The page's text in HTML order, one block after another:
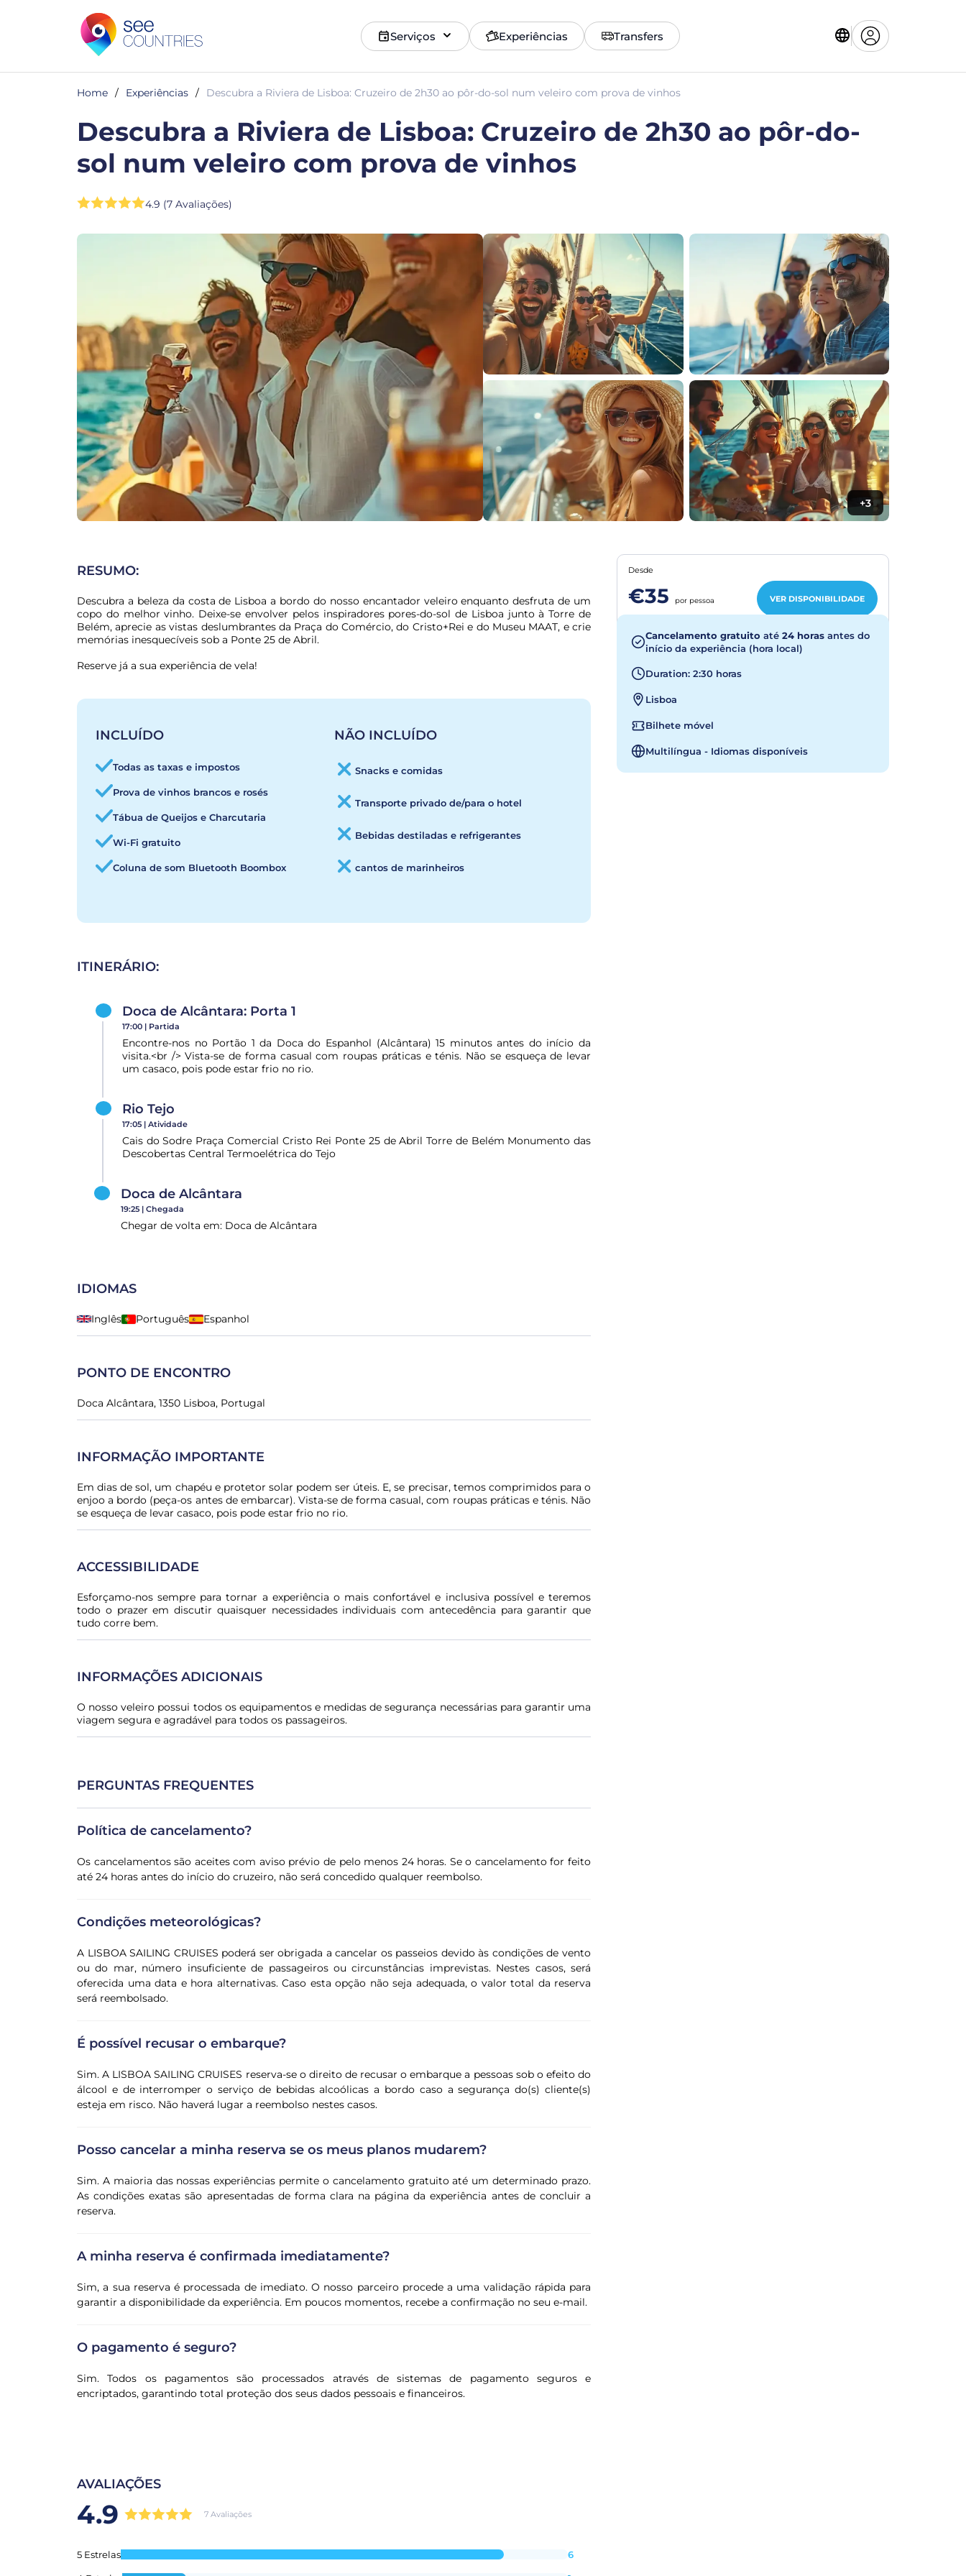
Serviços Experiências Transfers
Home / Experiências / Descubra a Riviera de Lisboa: Cruzeiro de 2h30 ao pôr-do-sol num veleiro com prova de vinhos
Descubra a Riviera de Lisboa: Cruzeiro de 2h30 ao pôr-do-
sol num veleiro com prova de vinhos
4.9 (7 Avaliações)
+3
RESUMO:
Descubra a beleza da costa de Lisboa a bordo do nosso encantador veleiro enquanto desfruta de um
copo do melhor vinho. Deixe-se envolver pelos inspiradores pores-do-sol de Lisboa junto à Torre de
Belém, aprecie as vistas deslumbrantes da Praça do Comércio, do Cristo+Rei e do Museu MAAT, e crie
memórias inesquecíveis sob a Ponte 25 de Abril.
Reserve já a sua experiência de vela!
INCLUÍDO
Todas as taxas e impostos
Prova de vinhos brancos e rosés
Tábua de Queijos e Charcutaria
Wi-Fi gratuito
Coluna de som Bluetooth Boombox
NÃO INCLUÍDO
Snacks e comidas
Transporte privado de/para o hotel
Bebidas destiladas e refrigerantes
cantos de marinheiros
ITINERÁRIO:
Doca de Alcântara: Porta 1
17:00 | Partida
Encontre-nos no Portão 1 da Doca do Espanhol (Alcântara) 15 minutos antes do início da
visita.<br /> Vista-se de forma casual com roupas práticas e ténis. Não se esqueça de levar
um casaco, pois pode estar frio no rio.
Rio Tejo
17:05 | Atividade
Cais do Sodre Praça Comercial Cristo Rei Ponte 25 de Abril Torre de Belém Monumento das
Descobertas Central Termoelétrica do Tejo
Doca de Alcântara
19:25 | Chegada
Chegar de volta em: Doca de Alcântara
IDIOMAS
Inglês Português Espanhol
PONTO DE ENCONTRO
Doca Alcântara, 1350 Lisboa, Portugal
INFORMAÇÃO IMPORTANTE
Em dias de sol, um chapéu e protetor solar podem ser úteis. E, se precisar, temos comprimidos para o
enjoo a bordo (peça-os antes de embarcar). Vista-se de forma casual, com roupas práticas e ténis. Não
se esqueça de levar casaco, pois pode estar frio no rio.
ACCESSIBILIDADE
Esforçamo-nos sempre para tornar a experiência o mais confortável e inclusiva possível e teremos
todo o prazer em discutir quaisquer necessidades individuais com antecedência para garantir que
tudo corre bem.
INFORMAÇÕES ADICIONAIS
O nosso veleiro possui todos os equipamentos e medidas de segurança necessárias para garantir uma
viagem segura e agradável para todos os passageiros.
PERGUNTAS FREQUENTES
Política de cancelamento?
Os cancelamentos são aceites com aviso prévio de pelo menos 24 horas. Se o cancelamento for feito
até 24 horas antes do início do cruzeiro, não será concedido qualquer reembolso.
Condições meteorológicas?
A LISBOA SAILING CRUISES poderá ser obrigada a cancelar os passeios devido às condições de vento
ou do mar, número insuficiente de passageiros ou circunstâncias imprevistas. Nestes casos, será
oferecida uma data e hora alternativas. Caso esta opção não seja adequada, o valor total da reserva
será reembolsado.
É possível recusar o embarque?
Sim. A LISBOA SAILING CRUISES reserva-se o direito de recusar o embarque a pessoas sob o efeito do
álcool e de interromper o serviço de bebidas alcoólicas a bordo caso a segurança do(s) cliente(s)
esteja em risco. Não haverá lugar a reembolso nestes casos.
Posso cancelar a minha reserva se os meus planos mudarem?
Sim. A maioria das nossas experiências permite o cancelamento gratuito até um determinado prazo.
As condições exatas são apresentadas de forma clara na página da experiência antes de concluir a
reserva.
A minha reserva é confirmada imediatamente?
Sim, a sua reserva é processada de imediato. O nosso parceiro procede a uma validação rápida para
garantir a disponibilidade da experiência. Em poucos momentos, recebe a confirmação no seu e-mail.
O pagamento é seguro?
Sim. Todos os pagamentos são processados através de sistemas de pagamento seguros e
encriptados, garantindo total proteção dos seus dados pessoais e financeiros.
AVALIAÇÕES
4.9 7 Avaliações
5 Estrelas 6
Desde
€35 por pessoa VER DISPONIBILIDADE
Cancelamento gratuito até 24 horas antes do
início da experiência (hora local)
Duration: 2:30 horas
Lisboa
Bilhete móvel
Multilíngua - Idiomas disponíveis